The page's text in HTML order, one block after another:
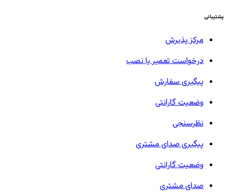
پشتیبانی
مرکز پذیرش
درخواست تعمیر یا نصب
پیگیری سفارش
وضعیت گارانتی
نظرسنجی
پیگیری صدای مشتری
وضعیت گارانتی
صدای مشتری